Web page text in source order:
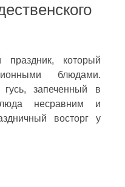
который
блюдами.
запеченный в
несравним и
восторг у